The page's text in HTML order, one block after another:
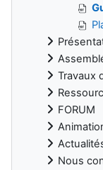
Travaux
FORUM
Nous